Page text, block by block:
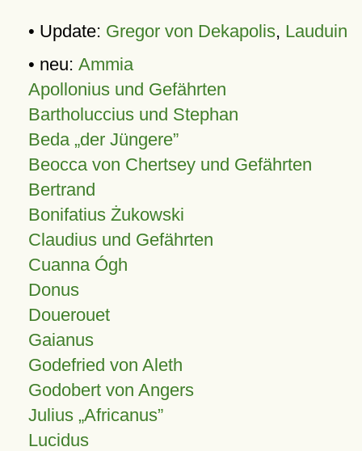
• Update: Gregor von Dekapolis, Lauduin
• neu: Ammia
Apollonius und Gefährten
Bartholuccius und Stephan
Beda „der Jüngere”
Beocca von Chertsey und Gefährten
Bertrand
Bonifatius Żukowski
Claudius und Gefährten
Cuanna Ógh
Donus
Douerouet
Gaianus
Godefried von Aleth
Godobert von Angers
Julius Africanus
Lucidus